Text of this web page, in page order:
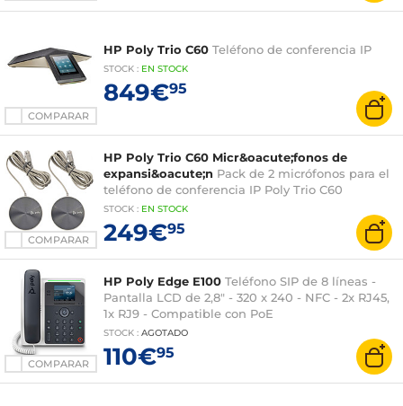
COMPARAR
HP Poly Trio C60 Teléfono de conferencia IP
STOCK : EN STOCK
849€95
COMPARAR
HP Poly Trio C60 Micr&oacute;fonos de
expansi&oacute;n Pack de 2 micrófonos para el
teléfono de conferencia IP Poly Trio C60
STOCK : EN STOCK
249€95
COMPARAR
HP Poly Edge E100 Teléfono SIP de 8 líneas -
Pantalla LCD de 2,8" - 320 x 240 - NFC - 2x RJ45,
1x RJ9 - Compatible con PoE
STOCK : AGOTADO
110€95